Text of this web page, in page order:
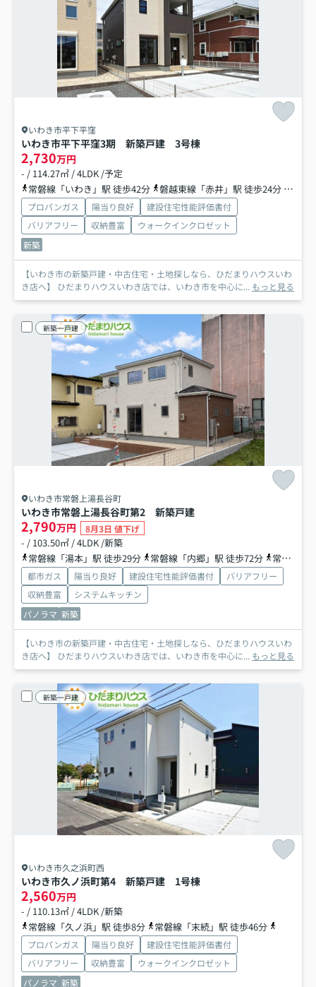
いわき市平下平窪
いわき市平下平窪3期 新築戸建 3号棟
2,730万円
- / 114.27㎡ / 4LDK /予定
常磐線「いわき」駅 徒歩42分
磐越東線「赤井」駅 徒歩24分 磐越
プロパンガス 陽当り良好
建設住宅性能評価書付
バリアフリー
収納豊富
ウォークインクロゼット
新築
【いわき市の新築戸建・中古住宅・土地探しなら、ひだまりハウスいわ
き店へ】 ひだまりハウスいわき店では、いわき市を中心に... もっと見る
新築一戸建
いわき市常磐上湯長谷町
いわき市常磐上湯長谷町第2 新築戸建
2,790万円 8月3日 値下げ
- / 103.50㎡ / 4LDK /新築
常磐線「湯本」駅 徒歩29分
常磐線「内郷」駅 徒歩72分 常磐線「泉」駅 徒歩95分
都市ガス 陽当り良好 建設住宅性能評価書付
バリアフリー
収納豊富
システムキッチン
パノラマ 新築
【いわき市の新築戸建・中古住宅・土地探しなら、ひだまりハウスいわ
き店へ】 ひだまりハウスいわき店では、いわき市を中心に... もっと見る
新築一戸建
いわき市久之浜町西
いわき市久ノ浜町第4 新築戸建 1号棟
2,560万円
- / 110.13㎡ / 4LDK /新築
常磐線「久ノ浜」駅 徒歩8分
常磐線「末続」駅 徒歩46分
プロパンガス 陽当り良好
建設住宅性能評価書付
バリアフリー
収納豊富
ウォークインクロゼット
パノラマ 新築